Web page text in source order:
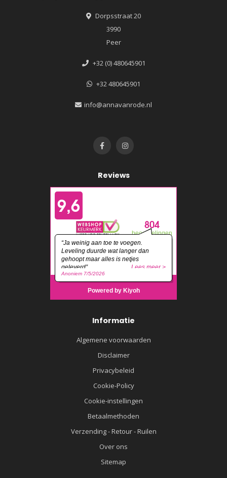
Dorpsstraat 20
3990
Peer
+32 (0) 480645901
+32 480645901
info@annavanrode.nl
Reviews
Informatie
Algemene voorwaarden
Disclaimer
Privacybeleid
Cookie-Policy
Cookie-instellingen
Betaalmethoden
Verzending - Retour - Ruilen
Over ons
Sitemap